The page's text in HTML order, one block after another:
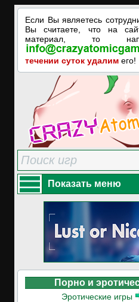
Если Вы являетесь
Вы считаете, что на
материал, то
течении суток удалим его!
Показать меню
Порно и
Эротические игры